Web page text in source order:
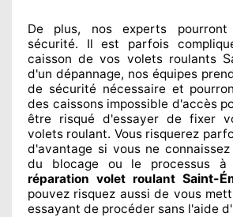
De plus, nos experts
sécurité. Il est parfois
caisson de vos volets roulants
d'un dépannage, nos équipes
de sécuriténécessaireet
des caissons impossible d'accès
être risqué d'essayer de fixer
volets roulant. Vous risquerez
d'avantage si vous ne connaissez
du blocage ou le processus à
réparation volet roulant Saint-
pouvez risquez aussi de vous
essayant de procéder sans l'aide